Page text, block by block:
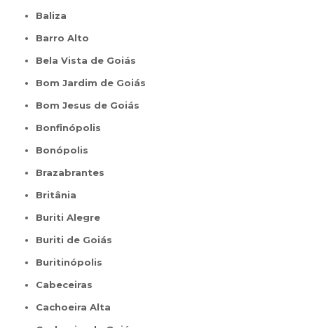
Baliza
Barro Alto
Bela Vista de Goiás
Bom Jardim de Goiás
Bom Jesus de Goiás
Bonfinópolis
Bonópolis
Brazabrantes
Britânia
Buriti Alegre
Buriti de Goiás
Buritinópolis
Cabeceiras
Cachoeira Alta